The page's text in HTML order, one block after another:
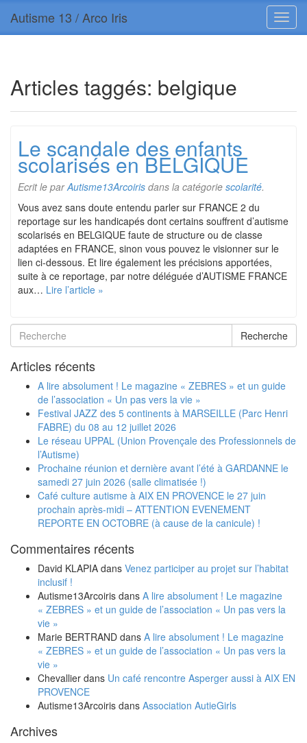
Autisme 13 / Arco Iris
Articles taggés: belgique
Le scandale des enfants
scolarisés en BELGIQUE
Ecrit le parAutisme13Arcoiris dans la catégorie scolarité.
Vous avez sans doute entendu parler sur FRANCE 2 du
reportage sur les handicapés dont certains souffrent d’autisme
scolarisés en BELGIQUE faute de structure ou de classe
adaptées en FRANCE, sinon vous pouvez le visionner sur le
lien ci-dessous. Et lire également les précisions apportées,
suite à ce reportage, par notre déléguée d’AUTISME FRANCE
aux… Lire l’article »
Recherche
Articles récents
A lire absolument ! Le magazine « ZEBRES » et un guide
de l’association « Un pas vers la vie »
Festival JAZZ des 5 continents à MARSEILLE (Parc Henri
FABRE) du 08 au 12 juillet 2026
Le réseau UPPAL (Union Provençale des Professionnels de
l’Autisme)
Prochaine réunion et dernière avant l’été à GARDANNE le
samedi 27 juin 2026 (salle climatisée !)
Café culture autisme à AIX EN PROVENCE le 27 juin
prochain après-midi – ATTENTION EVENEMENT
REPORTE EN OCTOBRE (à cause de la canicule) !
Commentaires récents
David KLAPIA dans Venez participer au projet sur l’habitat
inclusif !
Autisme13Arcoiris dans A lire absolument ! Le magazine
« ZEBRES » et un guide de l’association « Un pas vers la
vie »
Marie BERTRAND dans A lire absolument ! Le magazine
« ZEBRES » et un guide de l’association « Un pas vers la
vie »
Chevallier dans Un café rencontre Asperger aussi à AIX EN
PROVENCE
Autisme13Arcoiris dans Association AutieGirls
Archives